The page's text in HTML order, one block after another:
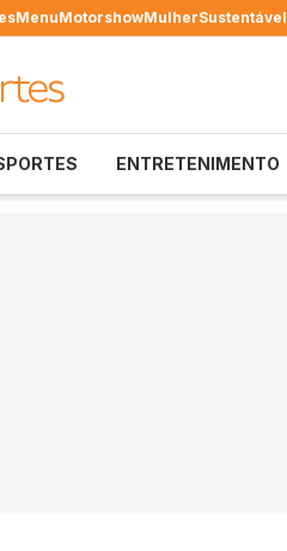
MenuMotorshowMulherSustentável
ENTRETENIMENTO